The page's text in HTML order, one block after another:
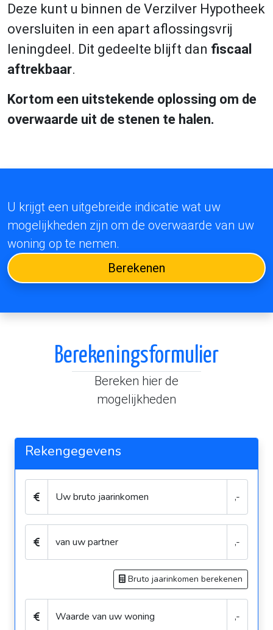
Deze kunt u binnen de Verzilver Hypotheek
oversluiten in een apart aflossingsvrij
leningdeel. Dit gedeelte blijft dan fiscaal
aftrekbaar.
Kortom een uitstekende oplossing om de
overwaarde uit de stenen te halen.
U krijgt een uitgebreide indicatie wat uw
mogelijkheden zijn om de overwaarde van uw
woning op te nemen.
Berekenen
Berekeningsformulier
Bereken hier de
mogelijkheden